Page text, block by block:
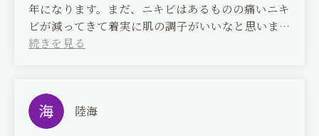
年になります。まだ、ニキビはあるものの痛いニキ
ビが減ってきて着実に肌の調子がいいなと思いま
す。高価ではあるものの意味ある自分への投資と思
(Translated by Google)
It's been about six months since I started going
陸海